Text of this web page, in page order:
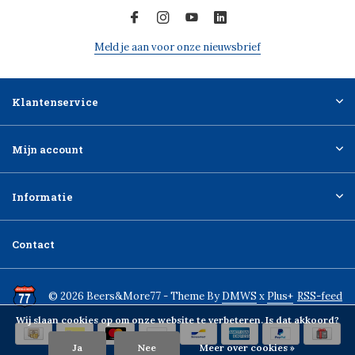
Meld je aan voor onze nieuwsbrief
Klantenservice
Mijn account
Informatie
Contact
© 2026 Beers&More77 - Theme ByDMWS x Plus+ RSS-feed
Wij slaan cookies op om onze website te verbeteren. Is dat akkoord?
Ja Nee Meer over cookies »